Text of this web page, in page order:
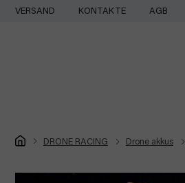
Zum
VERSAND KONTAKTE AGB
StartseiteDRONE RACING Drone akkus